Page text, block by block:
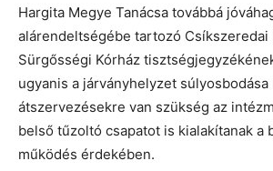
Hargita Megye Tanácsa továbbá
alárendeltségébe tartozó Csíkszeredai
Sürgősségi Kórház
ugyanis a járványhelyzet súlyosbodása
átszervezésekre van szükség az
belső tűzoltó csapatot is kialakítanak a
működés érdekében.